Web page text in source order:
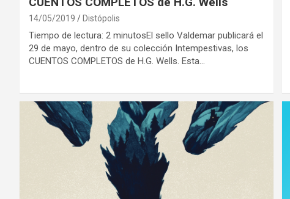
14/05/2019 Distópolis
Tiempo de lectura: 2 minutosEl sello Valdemar publicará el
29 de mayo, dentro de su colección Intempestivas, los
CUENTOS COMPLETOS de H.G. Wells. Esta…